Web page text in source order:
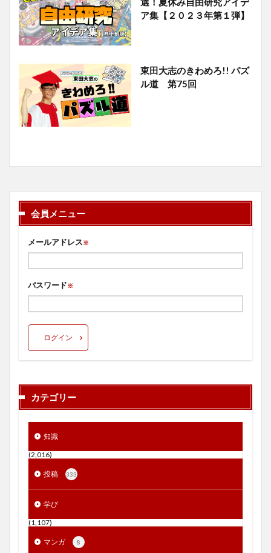
ア集【２０２３年第１弾】
東田大志のきわめろ!! パズ
ル道 第75回
会員メニュー
メールアドレス※
パスワード※
ログイン
カテゴリー
知識
(2,016)
投稿 333
学び
(1,107)
マンガ 8